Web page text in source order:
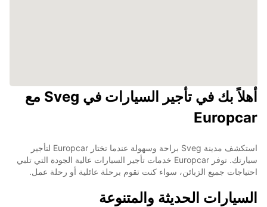
أهلاً بك في تأجير السيارات في Sveg مع
Europcar
استكشف مدينة Sveg براحة وسهولة عندما تختار Europcar لتأجير
سيارتك. توفر Europcar خدمات تأجير السيارات عالية الجودة التي تلبي
احتياجات جميع الزبائن، سواء كنت تقوم برحلة عائلية أو رحلة عمل.
السيارات الحديثة والمتنوعة